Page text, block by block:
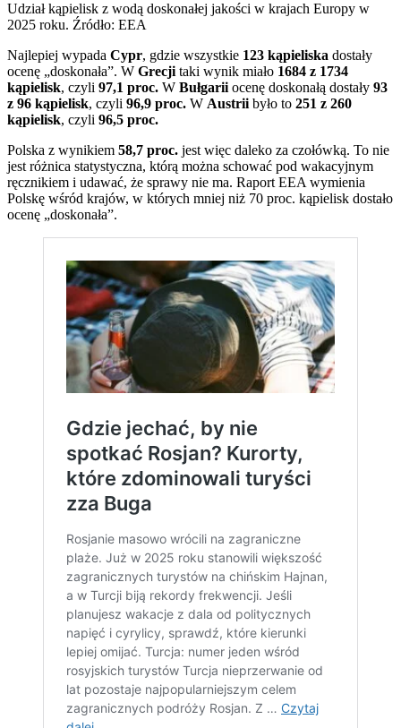
Udział kąpielisk z wodą doskonałej jakości w krajach Europy w
2025 roku. Źródło: EEA
Najlepiej wypada Cypr, gdzie wszystkie 123 kąpieliska dostały
ocenę „doskonała”. W Grecji taki wynik miało 1684 z 1734
kąpielisk, czyli 97,1 proc. W Bułgarii ocenę doskonałą dostały 93
z 96 kąpielisk, czyli 96,9 proc. W Austrii było to 251 z 260
kąpielisk, czyli 96,5 proc.
Polska z wynikiem 58,7 proc. jest więc daleko za czołówką. To nie
jest różnica statystyczna, którą można schować pod wakacyjnym
ręcznikiem i udawać, że sprawy nie ma. Raport EEA wymienia
Polskę wśród krajów, w których mniej niż 70 proc. kąpielisk dostało
ocenę „doskonała”.